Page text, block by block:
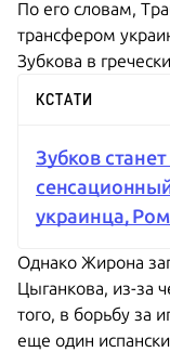
По его словам,
трансфером
Зубкова в
КСТАТИ
Зубков
украинца,
Однако Жирона
Цыганкова, из-за
того, в борьбу за
еще один